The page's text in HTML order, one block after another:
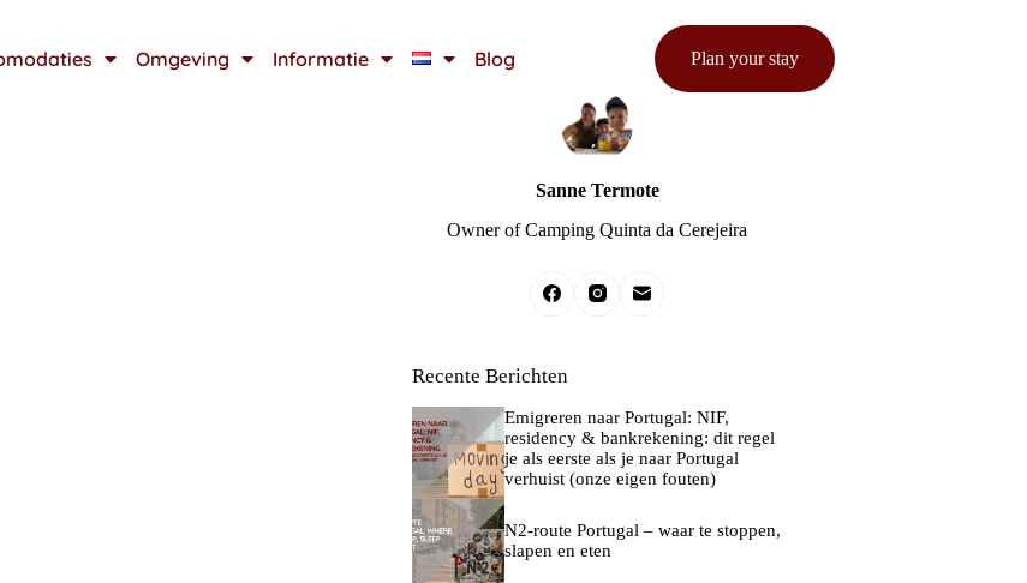
Omgeving Informatie Blog
Plan your stay
Sanne Termote
Owner of Camping Quinta da Cerejeira
Recente Berichten
Emigreren naar Portugal: NIF,
residency & bankrekening: dit regel
je als eerste als je naar Portugal
verhuist (onze eigen fouten)
N2-route Portugal – waar te stoppen,
slapen en eten